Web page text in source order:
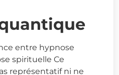
entre hypnose
spirituelle Ce
représentatif ni ne